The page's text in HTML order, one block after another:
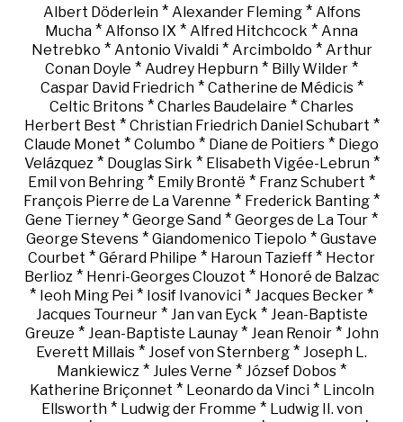
Albert Döderlein* Alexander Fleming* Alfons
Mucha * Alfonso IX * Alfred Hitchcock * Anna
Netrebko * Antonio Vivaldi* Arcimboldo * Arthur
Conan Doyle * Audrey Hepburn * Billy Wilder *
Caspar David Friedrich* Catherine de Médicis*
Celtic Britons * Charles Baudelaire * Charles
Herbert Best * Christian Friedrich Daniel Schubart *
Claude Monet * Columbo * Diane de Poitiers * Diego
Velázquez * Douglas Sirk * Elisabeth Vigée-Lebrun*
Emil von Behring * Emily Brontë * Franz Schubert *
François Pierre de La Varenne * Frederick Banting *
Gene Tierney * George Sand * Georges de La Tour *
George Stevens * Giandomenico Tiepolo * Gustave
Courbet * Gérard Philipe * Haroun Tazieff * Hector
Berlioz * Henri-Georges Clouzot * Honoré de Balzac
* Ieoh Ming Pei * Iosif Ivanovici * Jacques Becker *
Jacques Tourneur* Jan van Eyck * Jean-Baptiste
Greuze * Jean-Baptiste Launay* Jean Renoir* John
Everett Millais * Josef von Sternberg * Joseph L.
Mankiewicz * Jules Verne * József Dobos *
Katherine Briçonnet * Leonardo da Vinci* Lincoln
Ellsworth* Ludwig der Fromme * Ludwig II. von